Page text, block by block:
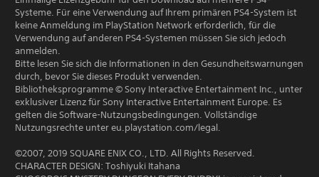
Systeme. Für eine Verwendung auf Ihrem primären PS4-System ist
keine Anmeldung im PlayStation Network erforderlich, für die
Verwendung auf anderen PS4-Systemen müssen Sie sich jedoch
anmelden.
Bitte lesen Sie sich die Informationen in den Gesundheitswarnungen
durch, bevor Sie dieses Produkt verwenden.
Bibliotheksprogramme © Sony Interactive Entertainment Inc., unter
exklusiver Lizenz für Sony Interactive Entertainment Europe. Es
gelten die Software-Nutzungsbedingungen. Vollständige
Nutzungsrechte unter eu.playstation.com/legal.
©2007, 2019 SQUARE ENIX CO., LTD. All Rights Reserved.
CHARACTER DESIGN: Toshiyuki Itahana